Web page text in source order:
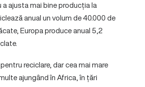
ajusta mai bine producția la
anual un volum de 40.000 de
Europa produce anual 5,2
reciclare, dar cea mai mare
ajungând în Africa, în țări